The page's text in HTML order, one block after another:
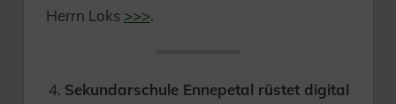
Herrn Loks >>>.
Sekundarschule Ennepetal rüstet digital